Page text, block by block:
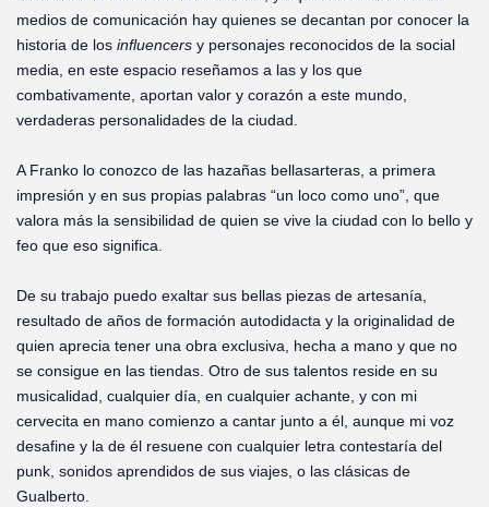
medios de comunicación hay quienes se decantan por conocer la
historia de los influencers y personajes reconocidos de la social
media, en este espacio reseñamos a las y los que
combativamente, aportan valor y corazón a este mundo,
verdaderas personalidades de la ciudad.
A Franko lo conozco de las hazañas bellasarteras, a primera
impresión y en sus propias palabras “un loco como uno”, que
valora más la sensibilidad de quien se vive la ciudad con lo bello y
feo que eso significa.
De su trabajo puedo exaltar sus bellas piezas de artesanía,
resultado de años de formación autodidacta y la originalidad de
quien aprecia tener una obra exclusiva, hecha a mano y que no
se consigue en las tiendas. Otro de sus talentos reside en su
musicalidad, cualquier día, en cualquier achante, y con mi
cervecita en mano comienzo a cantar junto a él, aunque mi voz
desafine y la de él resuene con cualquier letra contestaría del
punk, sonidos aprendidos de sus viajes, o las clásicas de
Gualberto.